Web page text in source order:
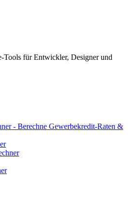
Tools für Entwickler, Designer und
- Berechne Gewerbekredit-Raten &